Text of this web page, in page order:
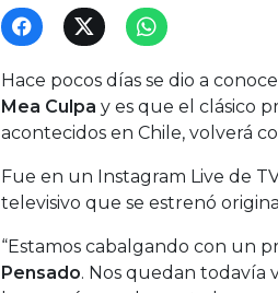
Hace pocos días se dio a
Mea Culpa y es que el clásico
acontecidos en Chile, volverá
Fue en un Instagram Live de
televisivo que se estrenó
“Estamos cabalgando con un
Pensado. Nos quedan todavía